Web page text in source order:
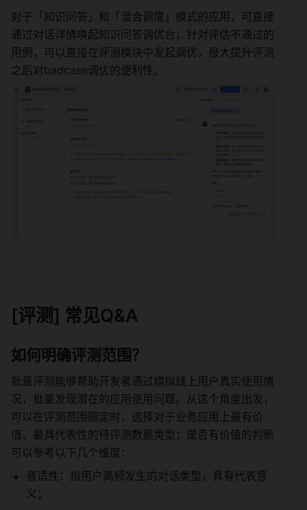
对于「知识问答」和「混合调度」模式的应用，可直接
通过对话详情唤起知识问答调优台；针对评估不通过的
用例，可以直接在评测模块中发起调优，极大提升评测
之后对badcase调优的便利性。
[评测] 常见Q&A
如何明确评测范围？
批量评测能够帮助开发者通过模拟线上用户真实使用情
况，批量发现潜在的应用使用问题。从这个角度出发，
可以在评测范围圈定时，选择对于业务应用上最有价
值、最具代表性的待评测数据类型；是否有价值的判断
可以参考以下几个维度：
普适性：指用户高频发生的对话类型，具有代表意
义；